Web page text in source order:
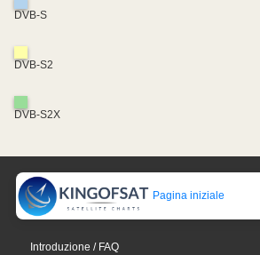
DVB-S
DVB-S2
DVB-S2X
Pagina iniziale
Introduzione / FAQ